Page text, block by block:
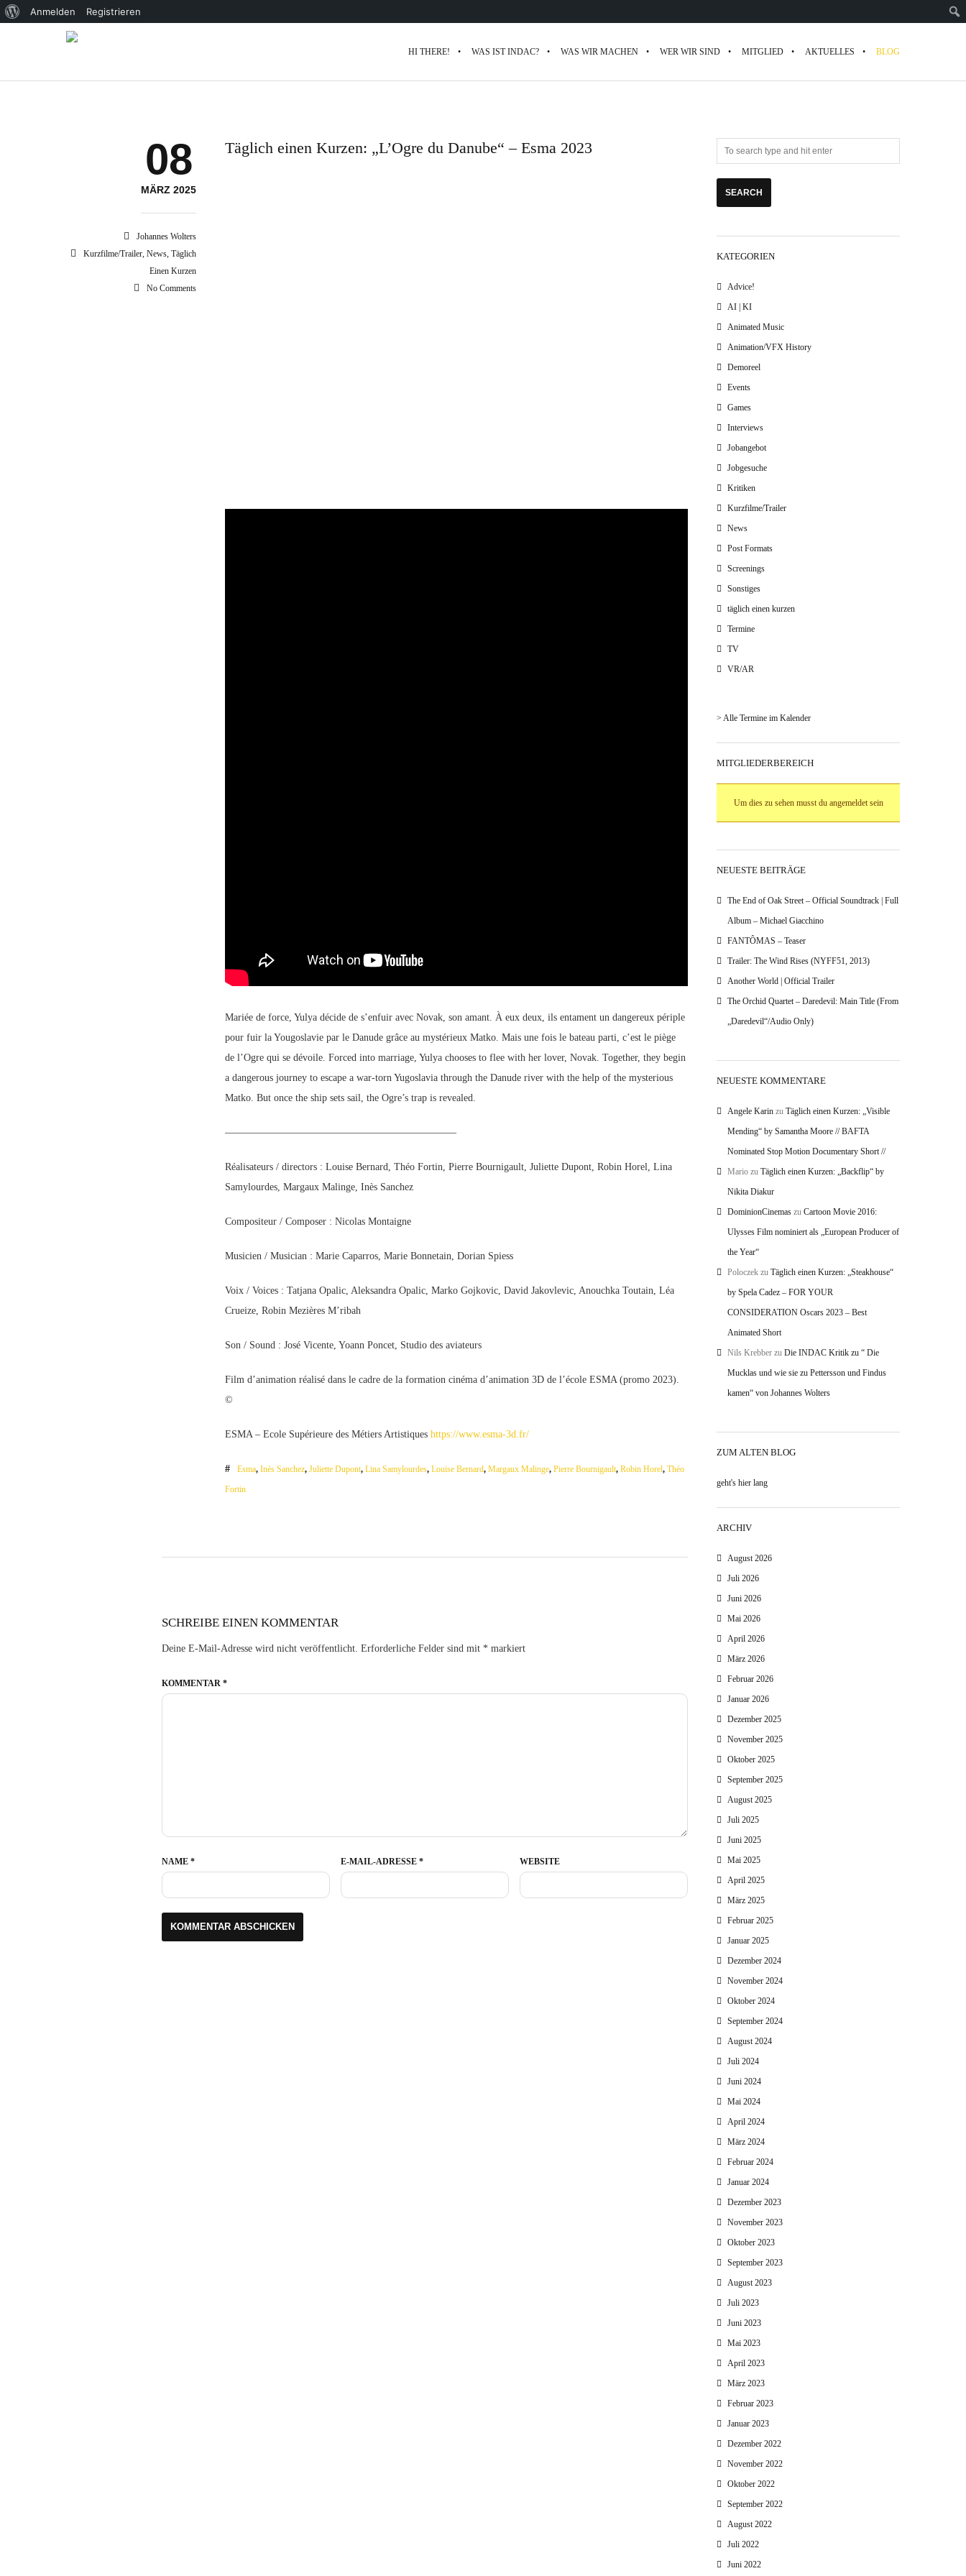
Über
WordPress
Anmelden Registrieren
HI THERE! WAS IST INDAC? WAS WIR MACHEN WER WIR SIND MITGLIED AKTUELLES BLOG
08
MÄRZ 2025
Johannes Wolters
Kurzfilme/Trailer,News,Täglich
Einen Kurzen
No Comments
Täglich einen Kurzen: „L’Ogre du Danube“ – Esma 2023
Mariée de force, Yulya décide de s’enfuir avec Novak, son amant. À eux deux, ils entament un dangereux périple
pour fuir la Yougoslavie par le Danude grâce au mystérieux Matko. Mais une fois le bateau parti, c’est le piège
de l’Ogre qui se dévoile. Forced into marriage, Yulya chooses to flee with her lover, Novak. Together, they begin
a dangerous journey to escape a war-torn Yugoslavia through the Danude river with the help of the mysterious
Matko. But once the ship sets sail, the Ogre’s trap is revealed.
———————————————————————
Réalisateurs / directors : Louise Bernard, Théo Fortin, Pierre Bournigault, Juliette Dupont, Robin Horel, Lina
Samylourdes, Margaux Malinge, Inès Sanchez
Compositeur / Composer : Nicolas Montaigne
Musicien / Musician : Marie Caparros, Marie Bonnetain, Dorian Spiess
Voix / Voices : Tatjana Opalic, Aleksandra Opalic, Marko Gojkovic, David Jakovlevic, Anouchka Toutain, Léa
Crueize, Robin Mezières M’ribah
Son / Sound : José Vicente, Yoann Poncet, Studio des aviateurs
Film d’animation réalisé dans le cadre de la formation cinéma d’animation 3D de l’école ESMA (promo 2023).
©
ESMA – Ecole Supérieure des Métiers Artistiqueshttps://www.esma-3d.fr/
Esma,Inès Sanchez,Juliette Dupont,Lina Samylourdes,Louise Bernard,Margaux Malinge,Pierre Bournigault,Robin Horel,Théo
Fortin
SCHREIBE EINEN KOMMENTAR
Deine E-Mail-Adresse wird nicht veröffentlicht. Erforderliche Felder sind mit *markiert
KOMMENTAR *
NAME * E-MAIL-ADRESSE * WEBSITE
KATEGORIEN
Advice!
AI | KI
Animated Music
Animation/VFX History
Demoreel
Events
Games
Interviews
Jobangebot
Jobgesuche
Kritiken
Kurzfilme/Trailer
News
Post Formats
Screenings
Sonstiges
täglich einen kurzen
Termine
TV
VR/AR
> Alle Termine im Kalender
MITGLIEDERBEREICH
Um dies zu sehen musst du angemeldet sein
NEUESTE BEITRÄGE
The End of Oak Street – Official Soundtrack | Full
Album – Michael Giacchino
FANTÔMAS – Teaser
Trailer: The Wind Rises (NYFF51, 2013)
Another World | Official Trailer
The Orchid Quartet – Daredevil: Main Title (From
„Daredevil“/Audio Only)
NEUESTE KOMMENTARE
Angele Karin zu Täglich einen Kurzen: „Visible
Mending“ by Samantha Moore // BAFTA
Nominated Stop Motion Documentary Short //
Mario zu Täglich einen Kurzen: „Backflip“ by
Nikita Diakur
DominionCinemas zu Cartoon Movie 2016:
Ulysses Film nominiert als „European Producer of
the Year“
Poloczek zu Täglich einen Kurzen: „Steakhouse“
by Spela Cadez – FOR YOUR
CONSIDERATION Oscars 2023 – Best
Animated Short
Nils Krebber zu Die INDAC Kritik zu “ Die
Mucklas und wie sie zu Pettersson und Findus
kamen“ von Johannes Wolters
ZUM ALTEN BLOG
geht's hier lang
ARCHIV
August 2026
Juli 2026
Juni 2026
Mai 2026
April 2026
März 2026
Februar 2026
Januar 2026
Dezember 2025
November 2025
Oktober 2025
September 2025
August 2025
Juli 2025
Juni 2025
Mai 2025
April 2025
März 2025
Februar 2025
Januar 2025
Dezember 2024
November 2024
Oktober 2024
September 2024
August 2024
Juli 2024
Juni 2024
Mai 2024
April 2024
März 2024
Februar 2024
Januar 2024
Dezember 2023
November 2023
Oktober 2023
September 2023
August 2023
Juli 2023
Juni 2023
Mai 2023
April 2023
März 2023
Februar 2023
Januar 2023
Dezember 2022
November 2022
Oktober 2022
September 2022
August 2022
Juli 2022
Juni 2022